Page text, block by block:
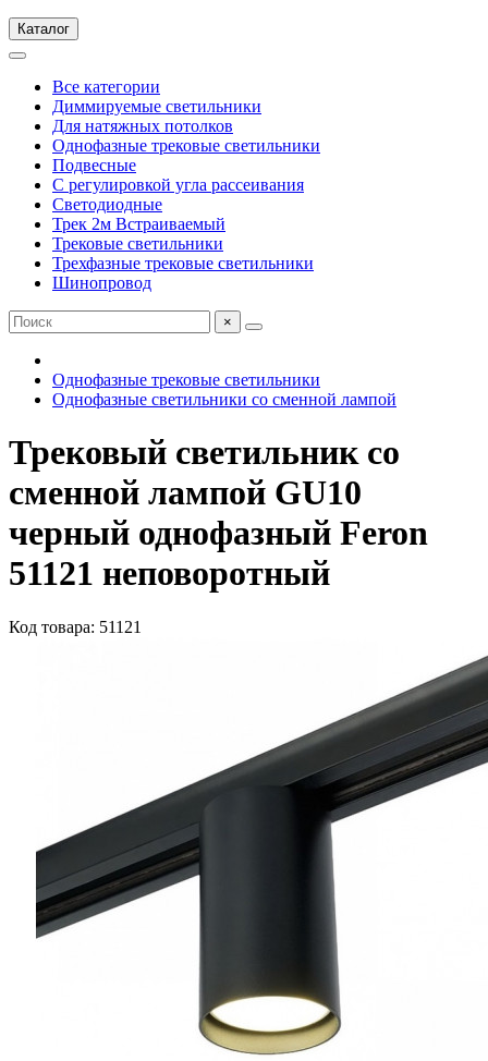
Каталог
Все категории
Диммируемые светильники
Для натяжных потолков
Однофазные трековые светильники
Подвесные
С регулировкой угла рассеивания
Светодиодные
Трек 2м Встраиваемый
Трековые светильники
Трехфазные трековые светильники
Шинопровод
×
Однофазные трековые светильники
Однофазные светильники со сменной лампой
Трековый светильник со
сменной лампой GU10
черный однофазный Feron
51121 неповоротный
Код товара: 51121